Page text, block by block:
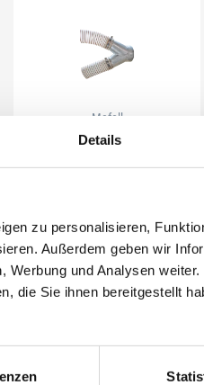
Details
zu personalisieren,
Außerdem geben wir
und Analysen
die Sie ihnen bereitgestellt
Mafell
Absaug-Set für